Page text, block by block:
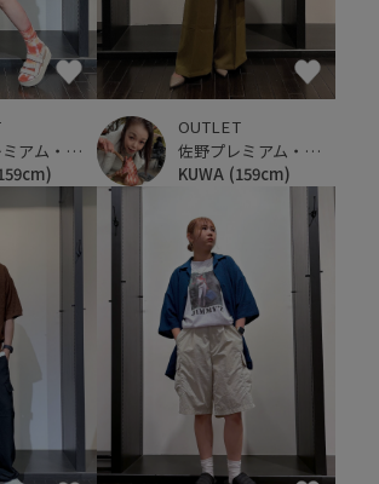
佐野プレミアム・アウトレット
OUTLET
佐野プレミアム・アウトレット
KUWA (159cm)